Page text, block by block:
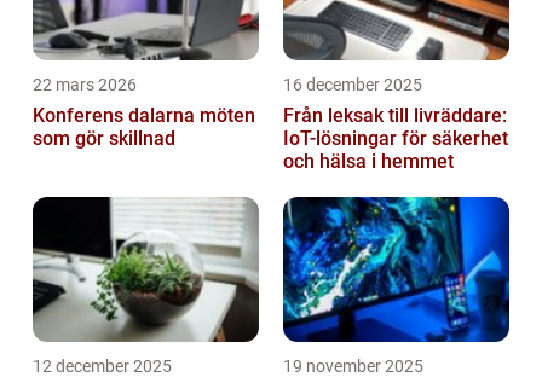
22 mars 2026
Konferens dalarna möten
som gör skillnad
16 december 2025
Från leksak till livräddare:
IoT-lösningar för säkerhet
och hälsa i hemmet
12 december 2025 19 november 2025